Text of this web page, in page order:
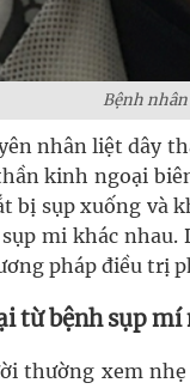
Bệnh
nhân liệt dây
kinh ngoại
bị sụp xuống và
sụp mi khác
pháp điều trị
từ bệnh sụp mí
thường xem